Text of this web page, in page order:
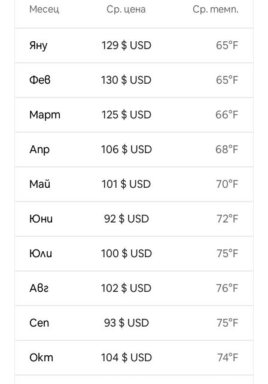
Месец
Яну
Фев
Март
Апр
Май
Юни
Юли
Авг
Сеп
Окт
Ср. цена
129 $ USD
130 $ USD
125 $ USD
106 $ USD
101 $ USD
92 $ USD
100 $ USD
102 $ USD
93 $ USD
104 $ USD
Ср. темп.
65°F
65°F
66°F
68°F
70°F
72°F
75°F
76°F
75°F
74°F